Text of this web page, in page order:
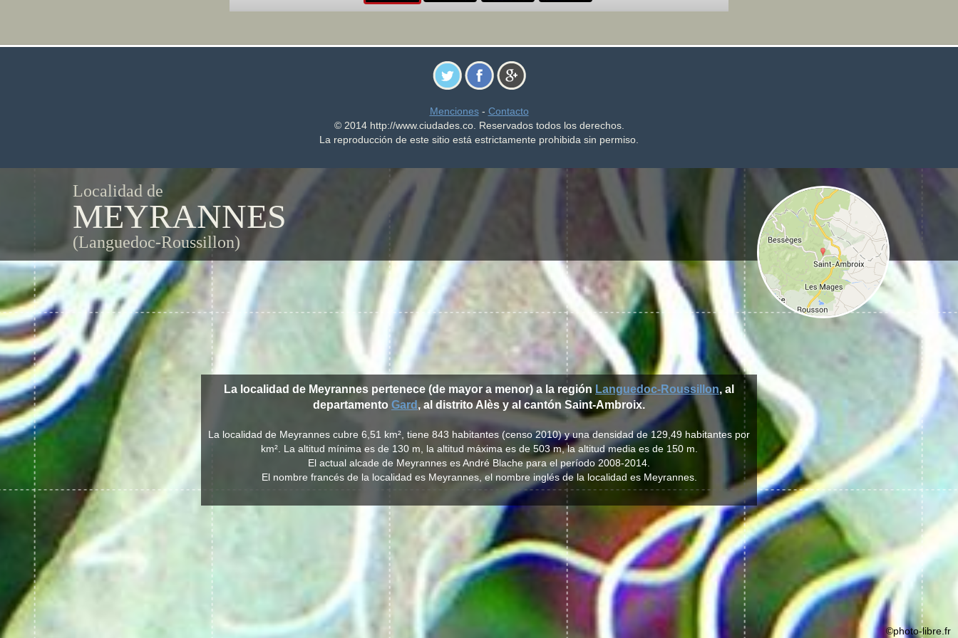
Menciones- Contacto
© 2014 http://www.ciudades.co. Reservados todos los derechos.
La reproducción de este sitio está estrictamente prohibida sin permiso.
Localidad de
MEYRANNES
(Languedoc-Roussillon)
La localidad de Meyrannes pertenece (de mayor a menor) a la región Languedoc-Roussillon, al
departamento Gard , al distrito Alès y al cantón Saint-Ambroix.
La localidad de Meyrannes cubre 6,51 km², tiene 843 habitantes (censo 2010) y una densidad de 129,49 habitantes por
km². La altitud mínima es de 130 m, la altitud máxima es de 503 m, la altitud media es de 150 m.
El actual alcade de Meyrannes es André Blache para el período 2008-2014.
El nombre francés de la localidad es Meyrannes, el nombre inglés de la localidad es Meyrannes.
©photo-libre.fr